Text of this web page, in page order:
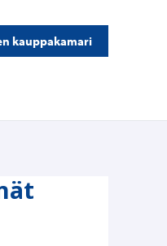
kauppakamari